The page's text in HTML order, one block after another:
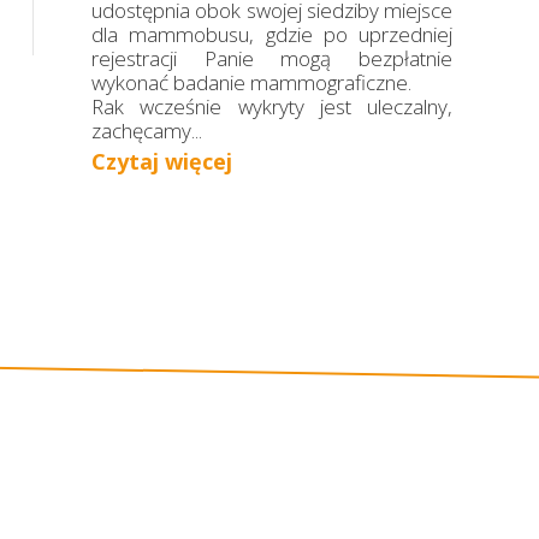
udostępnia obok swojej siedziby miejsce
dla mammobusu, gdzie po uprzedniej
rejestracji Panie mogą bezpłatnie
wykonać badanie mammograficzne.
Rak wcześnie wykryty jest uleczalny,
zachęcamy...
Czytaj więcej